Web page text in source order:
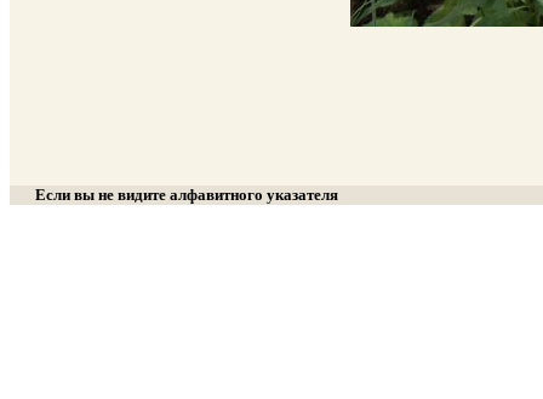
Если вы не видите алфавитного указателя